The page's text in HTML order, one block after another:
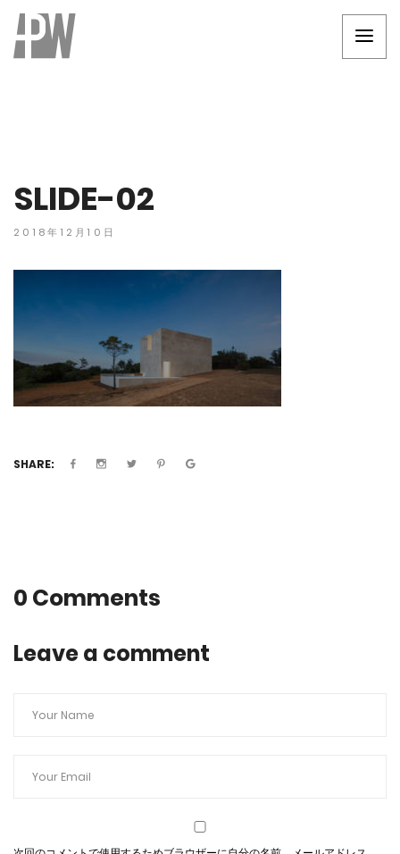
SLIDE-02
2018年12月10日
SHARE:
0 Comments
Leave a comment